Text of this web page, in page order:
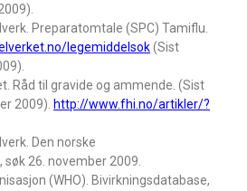
Preparatomtale (SPC) Tamiflu.
legemiddelsok(Sist
Råd til gravide og ammende. (Sist
2009). http://www.fhi.no/artikler/?
Den norske
26. november 2009.
(WHO). Bivirkningsdatabase,